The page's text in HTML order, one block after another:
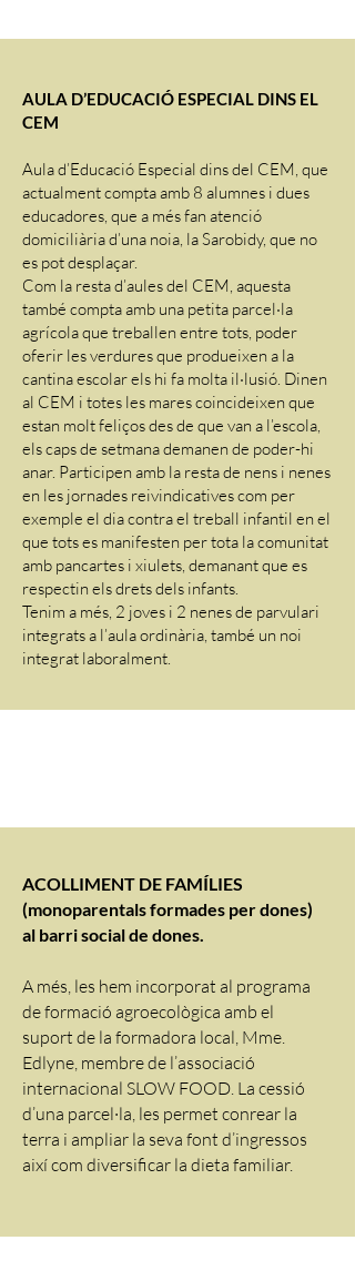
AULA D’EDUCACIÓ ESPECIAL DINS EL
CEM
Aula d’Educació Especial dins del CEM, que
actualment compta amb 8 alumnes i dues
educadores, que a més fan atenció
domiciliària d’una noia, la Sarobidy, que no
es pot desplaçar.
Com la resta d’aules del CEM, aquesta
també compta amb una petita parcel·la
agrícola que treballen entre tots, poder
oferir les verdures que produeixen a la
cantina escolar els hi fa molta il·lusió. Dinen
al CEM i totes les mares coincideixen que
estan molt feliços des de que van a l’escola,
els caps de setmana demanen de poder-hi
anar. Participen amb la resta de nens i nenes
en les jornades reivindicatives com per
exemple el dia contra el treball infantil en el
que tots es manifesten per tota la comunitat
amb pancartes i xiulets, demanant que es
respectin els drets dels infants.
Tenim a més, 2 joves i 2 nenes de parvulari
integrats a l’aula ordinària, també un noi
integrat laboralment.
ACOLLIMENT DE FAMÍLIES
(monoparentals formades per dones)
al barri social de dones.
A més, les hem incorporat al programa
de formació agroecològica amb el
suport de la formadora local, Mme.
Edlyne, membre de l’associació
internacional SLOW FOOD. La cessió
d’una parcel·la, les permet conrear la
terra i ampliar la seva font d’ingressos
així com diversificar la dieta familiar.